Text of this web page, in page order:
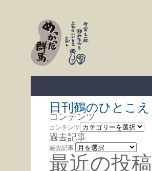
日刊鶴のひとこえ
コンテンツ
コンテンツ
過去記事
過去記事
最近の投稿